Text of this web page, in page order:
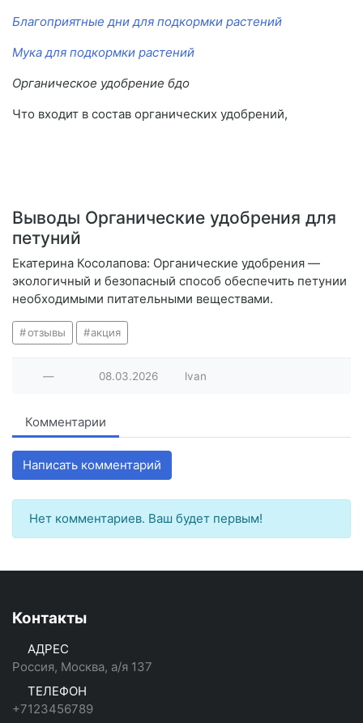
Благоприятные дни для подкормки растений
Мука для подкормки растений
Органическое удобрение бдо
Что входит в состав органических удобрений,
Выводы Органические удобрения для
петуний
Екатерина Косолапова: Органические удобрения —
экологичный и безопасный способ обеспечить петунии
необходимыми питательными веществами.
отзывы акция
— 08.03.2026 lvan
Комментарии
Написать комментарий
Нет комментариев. Ваш будет первым!
Контакты
АДРЕС
Россия, Москва, а/я 137
ТЕЛЕФОН
+7123456789